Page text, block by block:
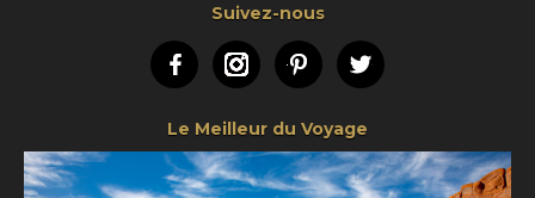
Suivez-nous
FacebookInstagramPinterestTwitter
Le Meilleur du Voyage